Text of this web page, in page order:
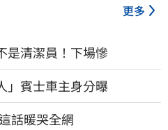
更多
是清潔員！下場慘
」賓士車主身分曝
話暖哭全網